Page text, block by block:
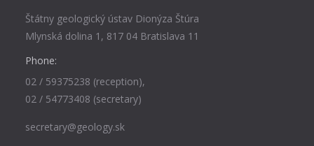
Štátny geologický ústav Dionýza Štúra
Mlynská dolina 1, 817 04 Bratislava 11
Phone:
02 / 59375238 (reception),
02 / 54773408 (secretary)
secretary@geology.sk